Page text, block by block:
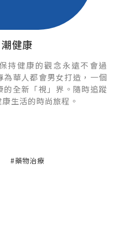
潮健康
持健康的觀念永遠不會過
為華人都會男女打造，一個
全新「視」界。隨時追蹤
生活的時尚旅程。
#藥物治療